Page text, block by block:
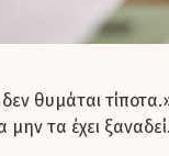
θυμάται
τα έχει